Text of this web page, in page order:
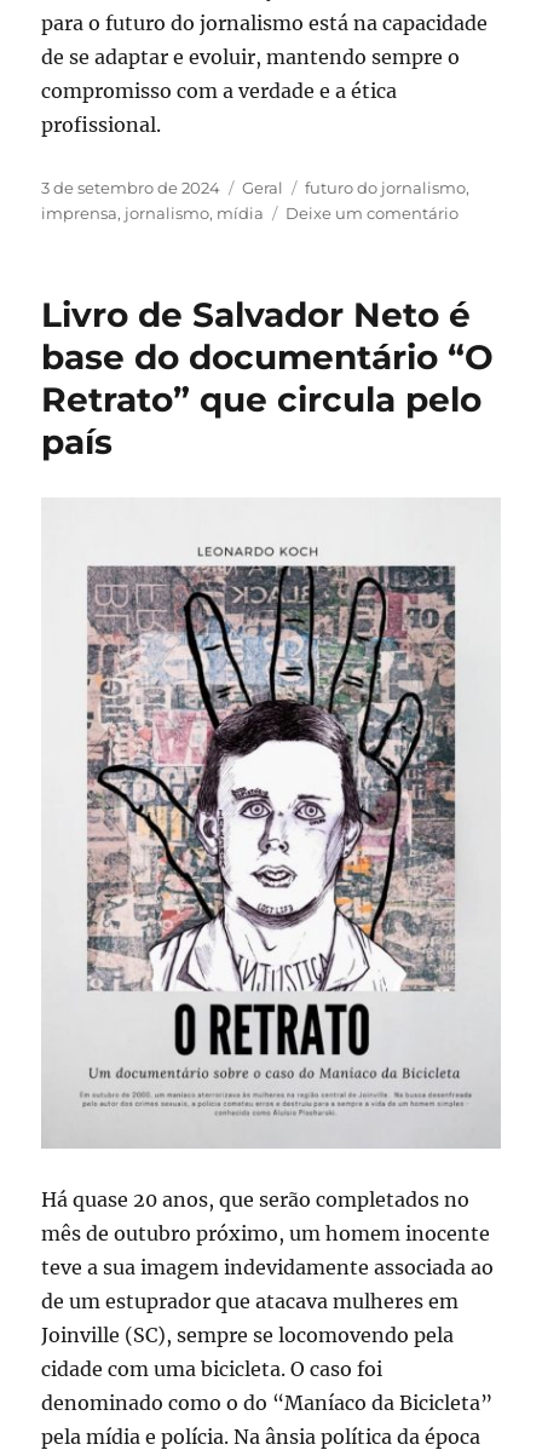
para o futuro do jornalismo está na capacidade
de se adaptar e evoluir, mantendo sempre o
compromisso com a verdade e a ética
profissional.
Publicado
em
3 de setembro de 2024 Categorias
Geral Tags
futuro do jornalismo,
imprensa, jornalismo, mídia Deixe um comentárioem
Tempos
Mudança:
Desafios
e
Livro de Salvador Neto é
base do documentário “O
Retrato” que circula pelo
país
Há quase 20 anos, que serão completados no
mês de outubro próximo, um homem inocente
teve a sua imagem indevidamente associada ao
de um estuprador que atacava mulheres em
Joinville (SC), sempre se locomovendo pela
cidade com uma bicicleta. O caso foi
denominado como o do “Maníaco da Bicicleta”
pela mídia e polícia. Na ânsia política da época